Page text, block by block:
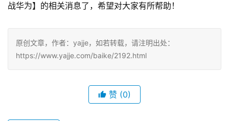
战华为】的相关消息了，希望对大家有所帮助！
原创文章，作者：yajje，如若转载，请注明出处：
https://www.yajje.com/baike/2192.html
赞 (0)